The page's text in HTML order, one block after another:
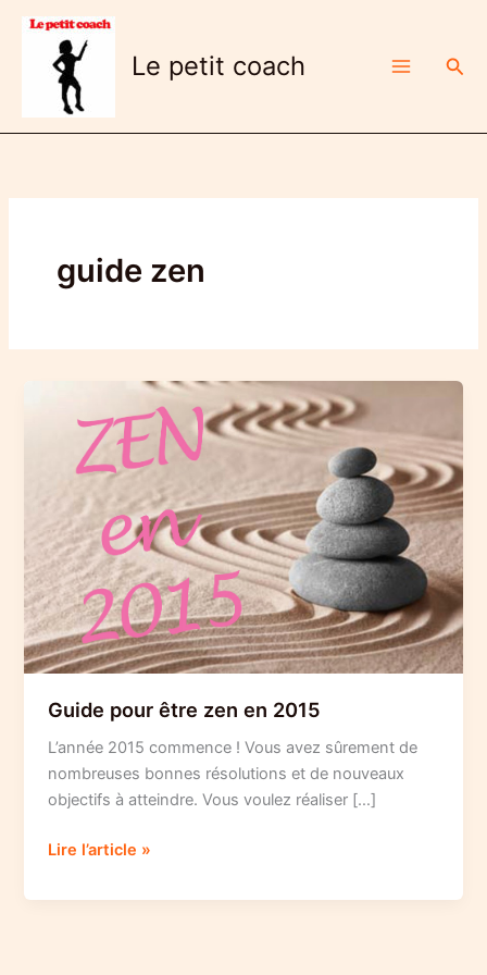
Aller
contenu
Le petit coach
guide zen
Guide pour être zen en 2015
L’année 2015 commence ! Vous avez sûrement de
nombreuses bonnes résolutions et de nouveaux
objectifs à atteindre. Vous voulez réaliser […]
Guide
être
Lire l’article »